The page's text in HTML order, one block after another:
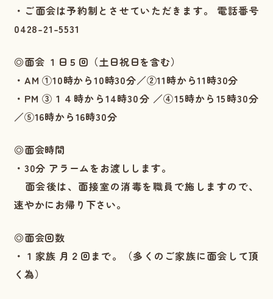
・ご面会は予約制とさせていただきます。 電話番号
0428-21-5531
◎面会 １日５回（土日祝日を含む）
・AM ①10時から10時30分／②11時から11時30分
・PM ③１４時から14時30分 ／④15時から15時30分
／⑤16時から16時30分
◎面会時間
・30分 アラームをお渡しします。
面会後は、面接室の消毒を職員で施しますので、
速やかにお帰り下さい。
◎面会回数
・１家族 月２回まで。（多くのご家族に面会して頂
く為）